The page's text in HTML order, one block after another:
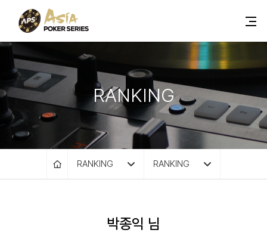
RANKING
RANKING RANKING
박종익 님